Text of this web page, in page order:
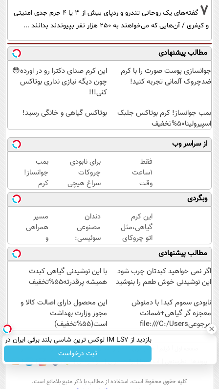
7
گفته‌های یک روحانی تندرو و ردپای بیش از ۳ یا ۴ جرم جدی امنیتی
و کیفری / آن‌هایی که می‌خواهند به ۲۵۰ هزار نفر بپیوندند بدانند ...
مطالب پیشنهادی
جوانسازی پوست صورت را با کرم
ضدچروک آلمانی تجربه کنید!
این کرم صدای دکترا رو در اورده😳
چون دیگه نیازی نداری بوتاکس
کنی!!!
بمب جوانساز! کرم بوتاکس جلبک
اسپیرولینا50%تخفیف
بوتاکس گیاهی و خانگی رسید!
از سراسر وب
فقط
1ساعت
وقت
داری
کرم
جوانساز
جلبک
رو
با40%تخفیف
بخری!
برای نابودی
چروکات
سراغ هیچی
جز جوانساز
جلبک
نرو(تخفیف40%)
بمب
جوانساز!
کرم
بوتاکس
جلبک
اسپیرولینا50%تخفیف
وبگردی
این کرم
گیاهی،مثل
اتو چروکای
پوستتوصاف
میکنه!50%تخفیف
دندان
مصنوعی
سوئیسی:
جدیدترین
فناوری
اروپا،
سبک و
پرداخت
قسطی
مسیر
همراهی
و
گزارش
عملکرد
گروه
اسنپ
۱۴۰۴
مطالب پیشنهادی
اگر نمی خواهید کبدتان چرب شود
این نوشیدنی خوش طعم را بنوشید
با این نوشیدنی گیاهی کبدت
همیشه پرقدرته55%تخفیف
نابودی سموم کبد! با دمنوش
معجزه گر گیاهی+ضمانت
مرجوعیfile:///C:/Users
این محصول دارای اصالت کالا و
مجوز وزارت بهداشت
است(55%تخفیف)
بازدید از IM LS7 لوکس ترین شاسی بلند برقی ایران در
باشگاه انقلاب
ثبت درخواست عصر ایران۲ درباره عصرایران تماس با ما
آب و هوا اوقات شرعی سواد زندگی
كليه حقوق محفوظ است، استفاده از مطالب با ذكر منبع بلامانع است.